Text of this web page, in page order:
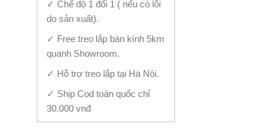
✓ Chế độ 1 đổi 1 ( nếu có lỗi
do sản xuất).
✓ Free treo lắp bán kính 5km
quanh Showroom.
✓ Hỗ trợ treo lắp tại Hà Nội.
✓ Ship Cod toàn quốc chỉ
30.000 vnđ